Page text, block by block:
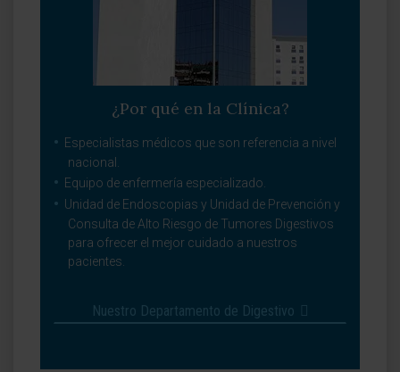
¿Por qué en la Clínica?
Especialistas médicos que son referencia a nivel
nacional.
Equipo de enfermería especializado.
Unidad de Endoscopias y Unidad de Prevención y
Consulta de Alto Riesgo de Tumores Digestivos
para ofrecer el mejor cuidado a nuestros
pacientes.
Nuestro Departamento de Digestivo